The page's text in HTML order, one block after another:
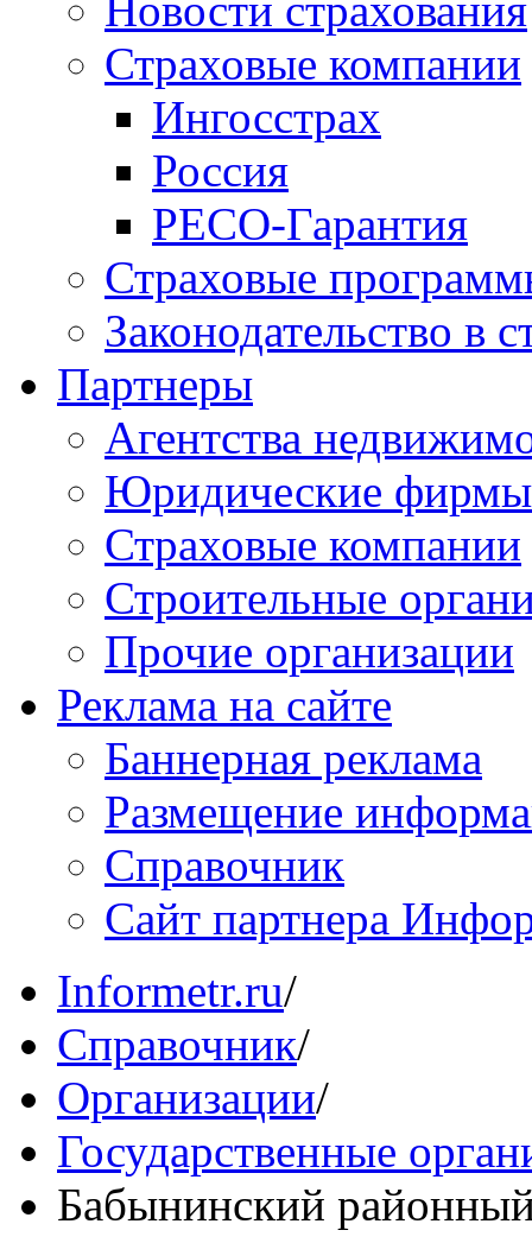
Новости страхования
Страховые компании
Ингосстрах
Россия
РЕСО-Гарантия
Страховые
Законодательство в
Партнеры
Агентства
Юридические фирмы
Страховые компании
Строительные
Прочие организации
Реклама на сайте
Баннерная реклама
Размещение
Справочник
Сайт партнера
Informetr.ru/
Справочник/
Организации/
Государственные
Бабынинский